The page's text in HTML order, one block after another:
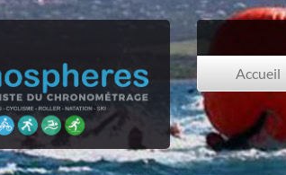
Accueil